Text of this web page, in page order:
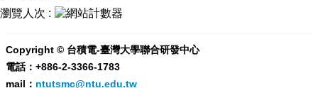
活
息
線
瀏覽人次
Copyright © 台積電-臺灣大學聯合研發中心
電話：+886-2-3366-1783
mail： ntutsmc@ntu.edu.tw